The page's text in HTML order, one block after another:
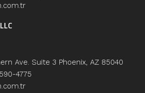
Ave. Suite 3 Phoenix, AZ 85040
4775